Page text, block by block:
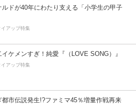
ルドが40年にわたり支える「小学生の甲子
イアップ特集
イケメンすぎ！純愛『（LOVE SONG）』
イアップ特集
都市伝説発生!?ファミマ45％増量作戦再来